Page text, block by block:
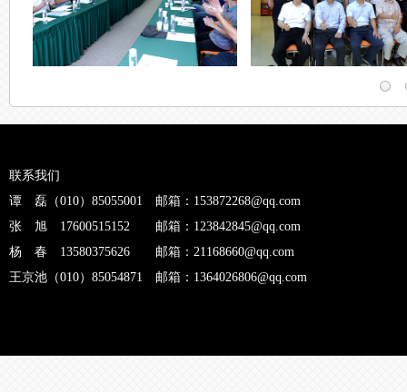
联系我们
谭 磊（010）85055001 邮箱：153872268@qq.com
张 旭 17600515152 邮箱：123842845@qq.com
杨 春 13580375626 邮箱：21168660@qq.com
王京池（010）85054871 邮箱：1364026806@qq.com